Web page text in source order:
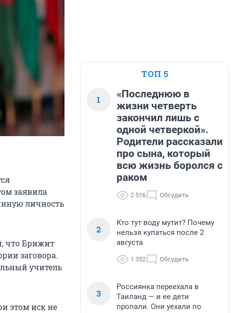
заявила
личность
что Брижит
заговора.
учитель
этом иск не
ТОП 5
1
«Последнюю в
жизни четверть
закончил лишь с
одной четверкой».
Родители рассказали
про сына, который
всю жизнь боролся с
раком
2 516 Обсудить
2
Кто тут воду мутит? Почему
нельзя купаться после 2
августа
1 352 Обсудить
3
Россиянка переехала в
Таиланд — и ее дети
пропали. Они уехали по